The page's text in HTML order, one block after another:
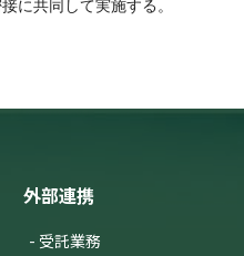
に共同して実施する。
外部連携
受託業務